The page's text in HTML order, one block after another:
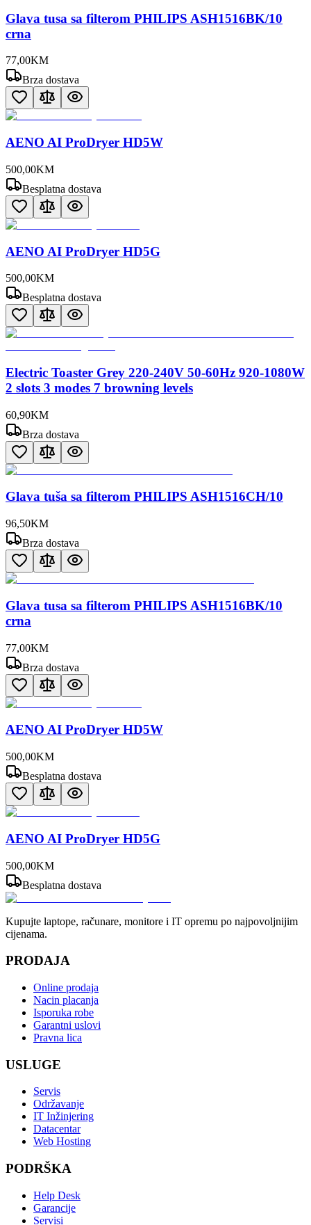
Glava tusa sa filterom PHILIPS ASH1516BK/10
crna
77,00KM
Brza dostava
AENO AI ProDryer HD5W
500,00KM
Besplatna dostava
AENO AI ProDryer HD5G
500,00KM
Besplatna dostava
Electric Toaster Grey 220-240V 50-60Hz 920-1080W
2 slots 3 modes 7 browning levels
60,90KM
Brza dostava
Glava tuša sa filterom PHILIPS ASH1516CH/10
96,50KM
Brza dostava
Glava tusa sa filterom PHILIPS ASH1516BK/10
crna
77,00KM
Brza dostava
AENO AI ProDryer HD5W
500,00KM
Besplatna dostava
AENO AI ProDryer HD5G
500,00KM
Besplatna dostava
Kupujte laptope, računare, monitore i IT opremu po najpovoljnijim
cijenama.
PRODAJA
Online prodaja
Nacin placanja
Isporuka robe
Garantni uslovi
Pravna lica
USLUGE
Servis
Održavanje
IT Inžinjering
Datacentar
Web Hosting
PODRŠKA
Help Desk
Garancije
Servisi